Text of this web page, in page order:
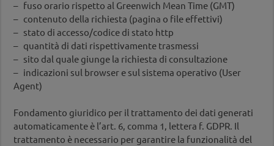
– fuso orario rispetto al Greenwich Mean Time (GMT)
– contenuto della richiesta (pagina o file effettivi)
– stato di accesso/codice di stato http
– quantità di dati rispettivamente trasmessi
– sito dal quale giunge la richiesta di consultazione
– indicazioni sul browser e sul sistema operativo (User
Agent)
Fondamento giuridico per il trattamento dei dati generati
automaticamente è l’art. 6, comma 1, lettera f. GDPR. Il
trattamento è necessario per garantire la funzionalità del